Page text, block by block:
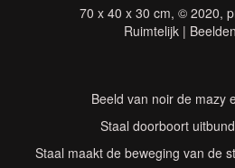
70 x 40 x 30 cm, © 2020,
Ruimtelijk |
Beeld van noir de mazy
Staal doorboort
Staal maakt de beweging van de